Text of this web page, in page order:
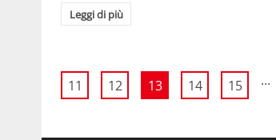
Leggi di più
11 12 13 14 15 ...